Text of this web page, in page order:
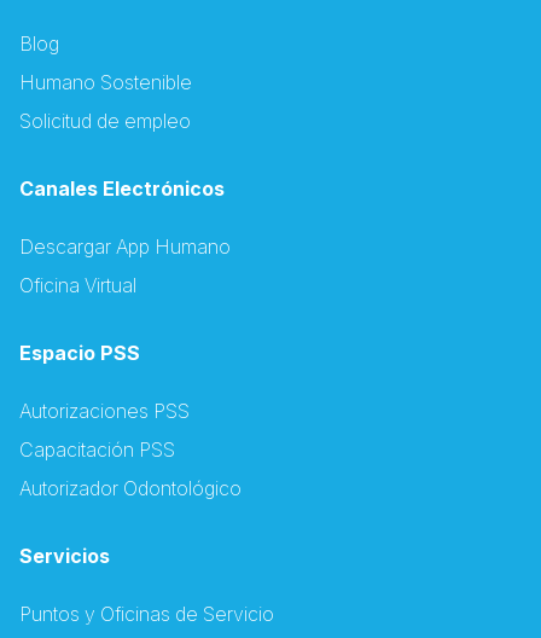
Blog
Humano Sostenible
Solicitud de empleo
Canales Electrónicos
Descargar App Humano
Oficina Virtual
Espacio PSS
Autorizaciones PSS
Capacitación PSS
Autorizador Odontológico
Servicios
Puntos y Oficinas de Servicio